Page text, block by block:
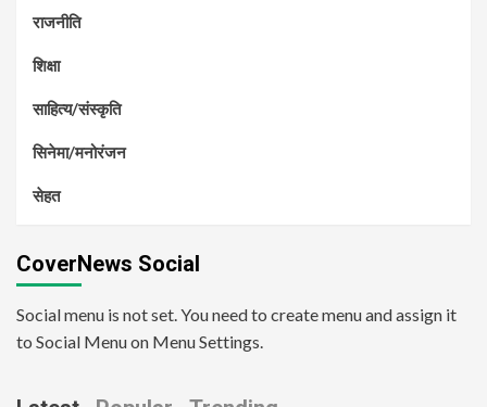
राजनीति
शिक्षा
साहित्य/संस्कृति
सिनेमा/मनोरंजन
सेहत
CoverNews Social
Social menu is not set. You need to create menu and assign it
to Social Menu on Menu Settings.